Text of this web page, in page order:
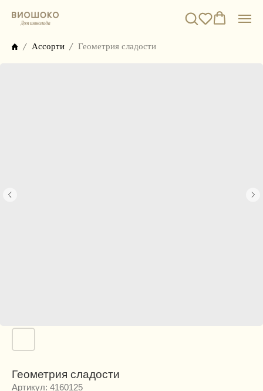
Ассорти Геометрия сладости
Геометрия сладости
Артикул: 4160125